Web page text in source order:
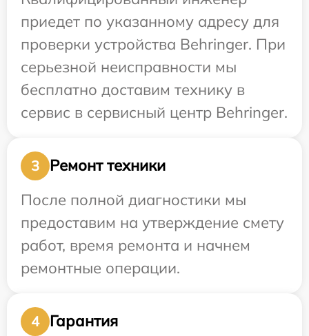
приедет по указанному адресу для
проверки устройства Behringer. При
серьезной неисправности мы
бесплатно доставим технику в
сервис в сервисный центр Behringer.
3
Ремонт техники
После полной диагностики мы
предоставим на утверждение смету
работ, время ремонта и начнем
ремонтные операции.
4
Гарантия